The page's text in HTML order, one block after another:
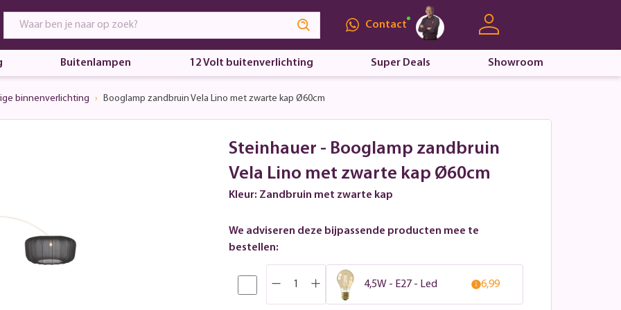
Contact
Buitenlampen 12 Volt buitenverlichting Super Deals Showroom
binnenverlichting Booglamp zandbruin Vela Lino met zwarte kap Ø60cm
Steinhauer - Booglamp zandbruin
Vela Lino met zwarte kap Ø60cm
Kleur: Zandbruin met zwarte kap
We adviseren deze bijpassende producten mee te
bestellen:
4,5W - E27 - Led 6,99